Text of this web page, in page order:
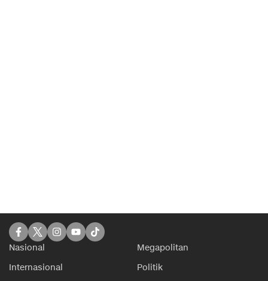
Nasional
Megapolitan
Internasional
Politik